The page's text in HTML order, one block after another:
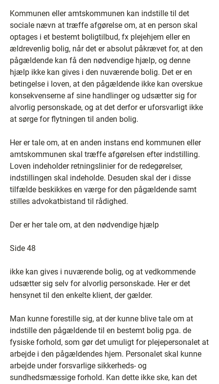
Kommunen eller amtskommunen kan indstille til det
sociale nævn at træffe afgørelse om, at en person skal
optages i et bestemt boligtilbud, fx plejehjem eller en
ældrevenlig bolig, når det er absolut påkrævet for, at den
pågældende kan få den nødvendige hjælp, og denne
hjælp ikke kan gives i den nuværende bolig. Det er en
betingelse i loven, at den pågældende ikke kan overskue
konsekvenserne af sine handlinger og udsætter sig for
alvorlig personskade, og at det derfor er uforsvarligt ikke
at sørge for flytningen til anden bolig.
Her er tale om, at en anden instans end kommunen eller
amtskommunen skal træffe afgørelsen efter indstilling.
Loven indeholder retningslinier for de redegørelser,
indstillingen skal indeholde. Desuden skal der i disse
tilfælde beskikkes en værge for den pågældende samt
stilles advokatbistand til rådighed.
Der er her tale om, at den nødvendige hjælp
Side 48
ikke kan gives i nuværende bolig, og at vedkommende
udsætter sig selv for alvorlig personskade. Her er det
hensynet til den enkelte klient, der gælder.
Man kunne forestille sig, at der kunne blive tale om at
indstille den pågældende til en bestemt bolig pga. de
fysiske forhold, som gør det umuligt for plejepersonalet at
arbejde i den pågældendes hjem. Personalet skal kunne
arbejde under forsvarlige sikkerheds- og
sundhedsmæssige forhold. Kan dette ikke ske, kan det